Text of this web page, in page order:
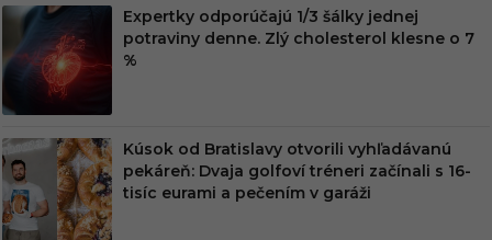
Expertky odporúčajú 1/3 šálky jednej
potraviny denne. Zlý cholesterol klesne o 7
%
Kúsok od Bratislavy otvorili vyhľadávanú
pekáreň: Dvaja golfoví tréneri začínali s 16-
tisíc eurami a pečením v garáži